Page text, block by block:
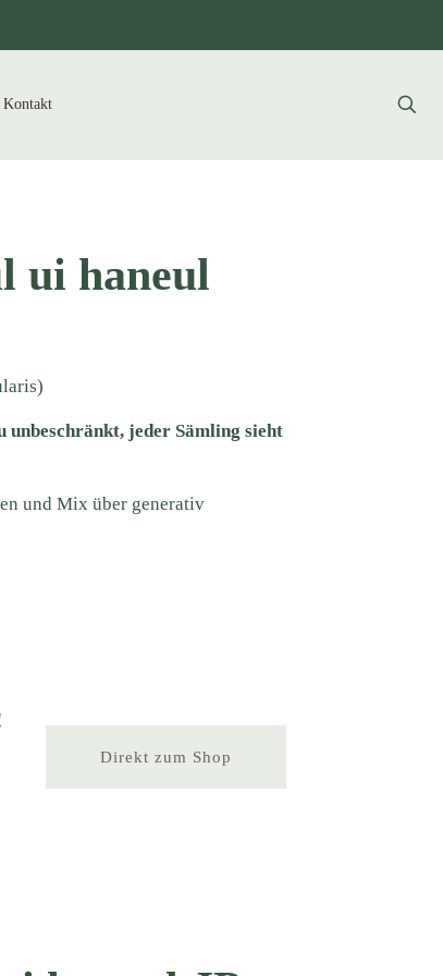
Kontakt
ui haneul
jeder Sämling sieht
und Mix über generativ
Direkt zum Shop